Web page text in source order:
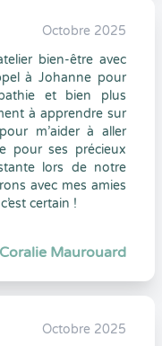
Octobre 2025
bien-être avec
à Johanne pour
et bien plus
à apprendre sur
m’aider à aller
pour ses précieux
lors de notre
avec mes amies
certain !
Coralie Maurouard
Octobre 2025